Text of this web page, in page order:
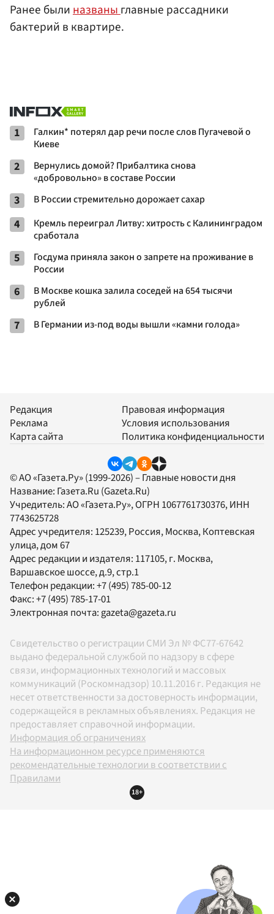
Ранее былиназваныглавные рассадники
бактерий в квартире.
1
Галкин* потерял дар речи после слов Пугачевой о
Киеве
2
Вернулись домой? Прибалтика снова
«добровольно» в составе России
3 В России стремительно дорожает сахар
4
Кремль переиграл Литву: хитрость с Калининградом
сработала
5
Госдума приняла закон о запрете на проживание в
России
6
В Москве кошка залила соседей на 654 тысячи
рублей
7 В Германии из-под воды вышли «камни голода»
Редакция
Реклама
Карта сайта
Правовая информация
Условия использования
Политика конфиденциальности
© АО «Газета.Ру» (1999-2026) – Главные новости дня
Название: Газета.Ru (Gazeta.Ru)
Учредитель:АО «Газета.Ру», ОГРН 1067761730376, ИНН
7743625728
Адрес учредителя: 125239, Россия, Москва, Коптевская
улица, дом 67
Адрес редакции и издателя: 117105, г. Москва,
Варшавское шоссе, д.9, стр.1
Телефон редакции:+7 (495) 785-00-12
Факс:+7 (495) 785-17-01
Электронная почта: gazeta@gazeta.ru
Свидетельство о регистрации СМИ Эл № ФС77-67642
выдано федеральной службой по надзору в сфере
связи, информационных технологий и массовых
коммуникаций (Роскомнадзор) 10.11.2016 г. Редакция не
несет ответственности за достоверность информации,
содержащейся в рекламных объявлениях. Редакция не
предоставляет справочной информации.
Информация об ограничениях
На информационном ресурсе применяются
рекомендательные технологии в соответствии с
Правилами
18+